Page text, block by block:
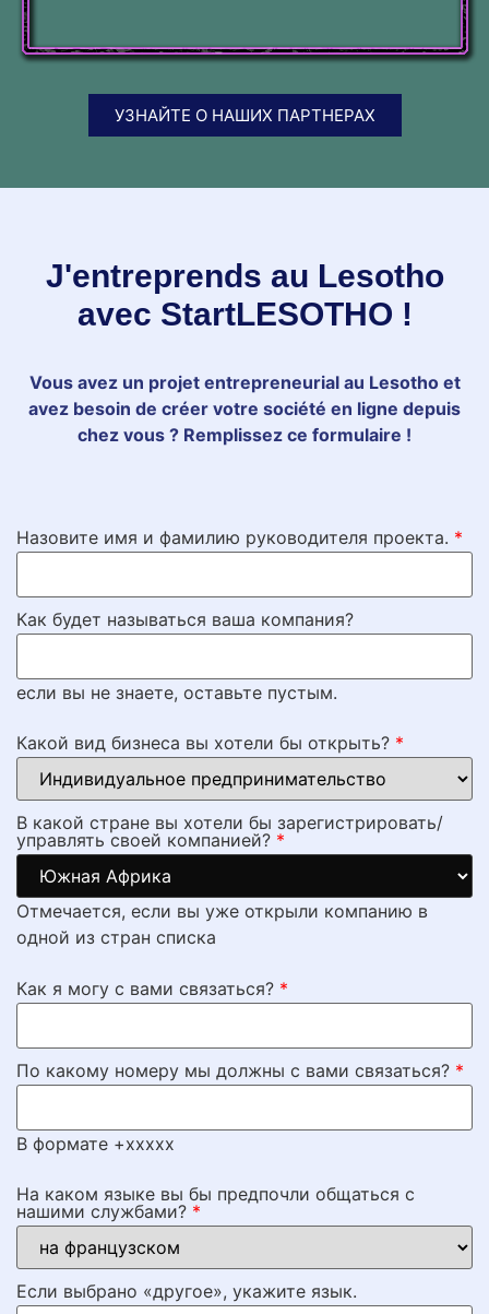
УЗНАЙТЕ О НАШИХ ПАРТНЕРАХ
J'entreprends au Lesotho
avec StartLESOTHO !
Vous avez un projet entrepreneurial au Lesotho et
avez besoin de créer votre société en ligne depuis
chez vous ? Remplissez ce formulaire !
Назовите имя и фамилию руководителя проекта. *
Как будет называться ваша компания?
если вы не знаете, оставьте пустым.
Какой вид бизнеса вы хотели бы открыть? *
В какой стране вы хотели бы зарегистрировать/
управлять своей компанией? *
Отмечается, если вы уже открыли компанию в
одной из стран списка
Как я могу с вами связаться? *
По какому номеру мы должны с вами связаться? *
В формате +xxxxx
На каком языке вы бы предпочли общаться с
нашими службами? *
Если выбрано «другое», укажите язык.